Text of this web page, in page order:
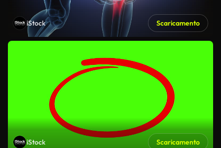
iStock Scaricamento
iStock Scaricamento